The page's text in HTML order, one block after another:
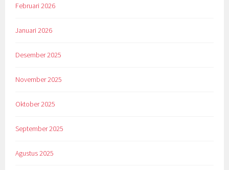
Februari 2026
Januari 2026
Desember 2025
November 2025
Oktober 2025
September 2025
Agustus 2025